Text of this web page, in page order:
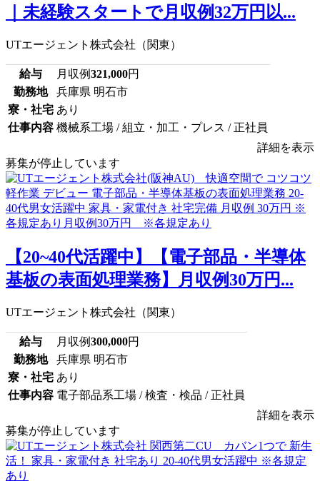
｜未経験スタートで月収例32万円以...
UTエージェント株式会社（関東）
給与 月収例321,000円
勤務地
兵庫県 明石市
寮・社宅 あり
仕事内容 機械系工場 / 組立・加工・プレス / 正社員
詳細を表示
募集が停止しています
【20~40代活躍中】【電子部品・半導体
基板の表面処理業務】月収例30万円...
UTエージェント株式会社（関東）
給与 月収例300,000円
勤務地
兵庫県 明石市
寮・社宅 あり
仕事内容 電子部品系工場 / 検査・検品 / 正社員
詳細を表示
募集が停止しています